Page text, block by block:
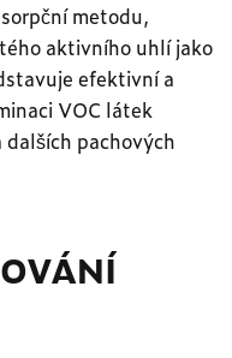
metodu,
aktivního uhlí jako
efektivní a
VOC látek
pachových